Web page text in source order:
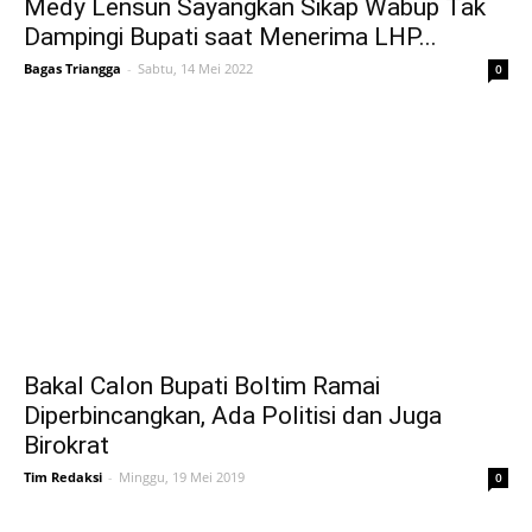
Medy Lensun Sayangkan Sikap Wabup Tak
Dampingi Bupati saat Menerima LHP...
Bagas Triangga - Sabtu, 14 Mei 2022 0
Bakal Calon Bupati Boltim Ramai
Diperbincangkan, Ada Politisi dan Juga
Birokrat
Tim Redaksi - Minggu, 19 Mei 2019 0